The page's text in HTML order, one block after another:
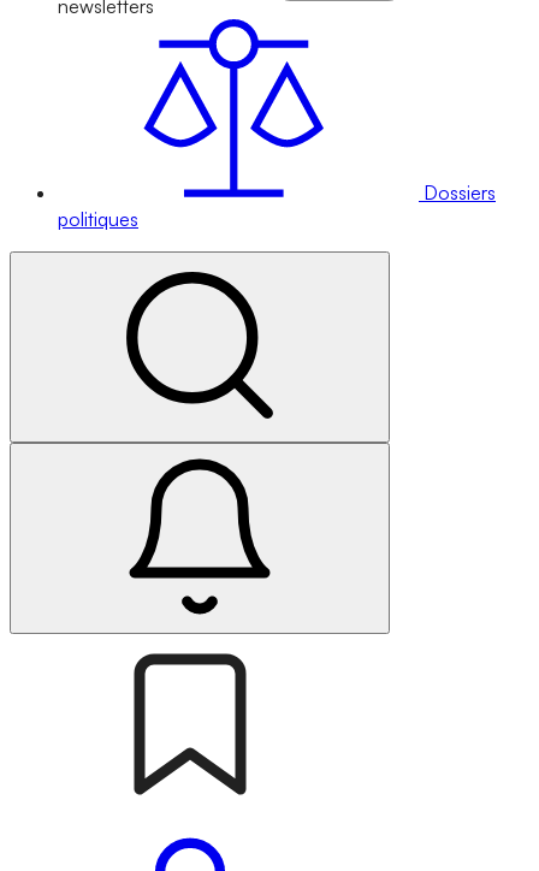
newsletters
Dossiers
politiques